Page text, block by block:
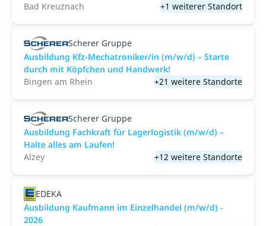
Bad Kreuznach
+1 weiterer Standort
Scherer Gruppe
Ausbildung Kfz-Mechatroniker/in (m/w/d) – Starte
durch mit Köpfchen und Handwerk!
Bingen am Rhein
+21 weitere Standorte
Scherer Gruppe
Ausbildung Fachkraft für Lagerlogistik (m/w/d) –
Halte alles am Laufen!
Alzey
+12 weitere Standorte
EDEKA
Ausbildung Kaufmann im Einzelhandel (m/w/d) -
2026